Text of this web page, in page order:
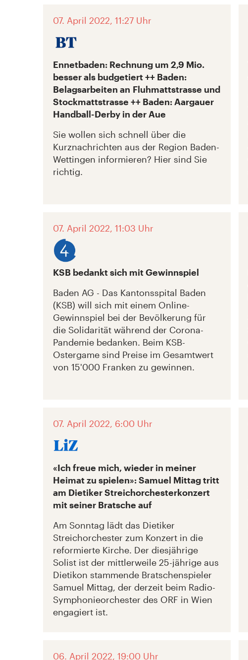
07. April 2022, 11:27 Uhr
Ennetbaden: Rechnung um 2,9 Mio.
besser als budgetiert ++ Baden:
Belagsarbeiten an Fluhmattstrasse und
Stockmattstrasse ++ Baden: Aargauer
Handball-Derby in der Aue
Sie wollen sich schnell über die
Kurznachrichten aus der Region Baden-
Wettingen informieren? Hier sind Sie
richtig.
07. April 2022, 11:03 Uhr
KSB bedankt sich mit Gewinnspiel
Baden AG - Das Kantonsspital Baden
(KSB) will sich mit einem Online-
Gewinnspiel bei der Bevölkerung für
die Solidarität während der Corona-
Pandemie bedanken. Beim KSB-
Ostergame sind Preise im Gesamtwert
von 15'000 Franken zu gewinnen.
07. April 2022, 6:00 Uhr
«Ich freue mich, wieder in meiner
Heimat zu spielen»: Samuel Mittag tritt
am Dietiker Streichorchesterkonzert
mit seiner Bratsche auf
Am Sonntag lädt das Dietiker
Streichorchester zum Konzert in die
reformierte Kirche. Der diesjährige
Solist ist der mittlerweile 25-jährige aus
Dietikon stammende Bratschenspieler
Samuel Mittag, der derzeit beim Radio-
Symphonieorchester des ORF in Wien
engagiert ist.
06. April 2022, 19:00 Uhr